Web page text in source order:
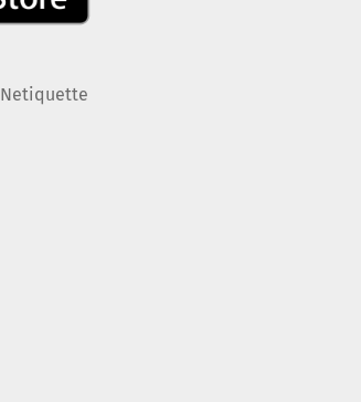
Netiquette